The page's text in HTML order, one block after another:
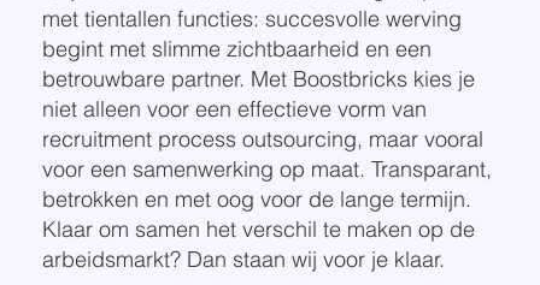
met tientallen functies: succesvolle werving
begint met slimme zichtbaarheid en een
betrouwbare partner. Met Boostbricks kies je
niet alleen voor een effectieve vorm van
recruitment process outsourcing, maar vooral
voor een samenwerking op maat. Transparant,
betrokken en met oog voor de lange termijn.
Klaar om samen het verschil te maken op de
arbeidsmarkt? Dan staan wij voor je klaar.